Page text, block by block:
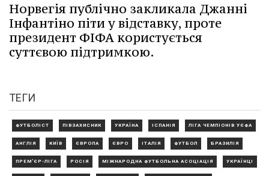
Норвегія публічно закликала Джанні
Інфантіно піти у відставку, проте
президент ФІФА користується
суттєвою підтримкою.
ТЕГИ
ФУТБОЛІСТ ПІВЗАХИСНИК УКРАЇНА ІСПАНІЯ ЛІГА ЧЕМПІОНІВ УЄФА
АНГЛІЯ КИЇВ ЄВРОПА ЄВРО ІТАЛІЯ ФУТБОЛ БРАЗИЛІЯ
ПРЕМ'ЄР-ЛІГА РОСІЯ МІЖНАРОДНА ФУТБОЛЬНА АСОЦІАЦІЯ УКРАЇНЦІ